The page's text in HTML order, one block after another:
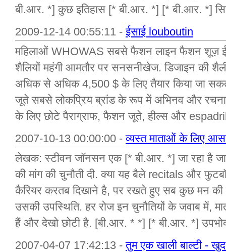
बी.आर. *] कुछ इतिहास [* बी.आर. *] [* बी.आर. *]
2009-12-14 00:55:11 -ईसाई louboutin
महिलाओं WHOWAS सबसे फैशन लाइन फैशन शूज़
शैलियों महंगी आमतौर पर सनसनीखेज. डिजाइन की
अधिक से अधिक 4,500 $ के लिए तैयार किया जा
जूते सबसे लोकप्रिय ब्रांड के रूप में अभिनव और
के लिए छोटे पैराग्राफ, फैशन जूते, हील्स और
2007-10-13 00:00:00 -व्यस्त माताओं के लिए
लेखक: स्टीवन जॉनसन एक [* बी.आर. *] जा रहा है
की मांग की चुनौती दी. क्या यह बैले recitals और
कैरियर करतब दिखाने है, पर रखते हुए सब कुछ मन की
उसकी उपस्थिति. हर रोज इन चुनौतियों के जवाब में,
हैं और देखो छोटी है. [बी.आर. * *] [* बी.आर. *]
2007-04-07 17:42:13 -तुम एक खाली बाल्टी -